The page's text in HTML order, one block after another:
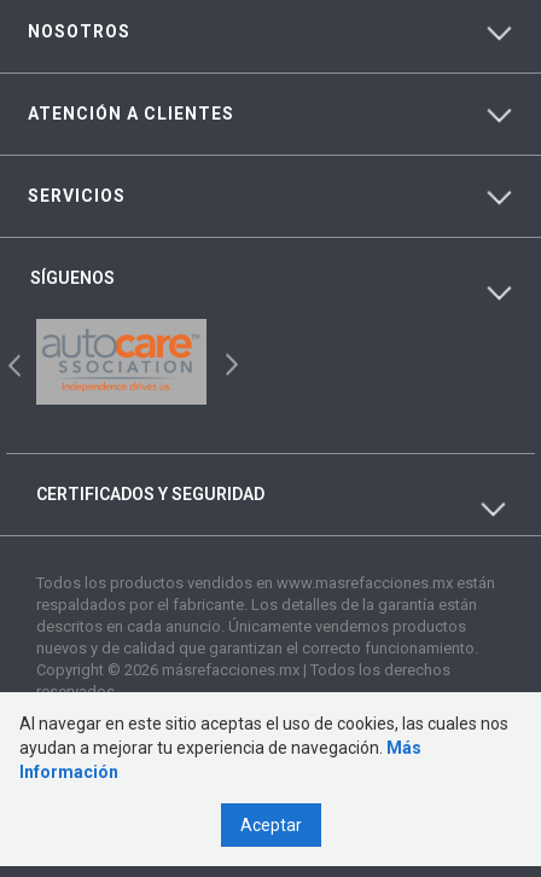
NOSOTROS
ATENCIÓN A CLIENTES
SERVICIOS
SÍGUENOS
CERTIFICADOS Y SEGURIDAD
Todos los productos vendidos en www.masrefacciones.mx están
respaldados por el fabricante. Los detalles de la garantía están
descritos en cada anuncio. Únicamente vendemos productos
nuevos y de calidad que garantizan el correcto funcionamiento.
Copyright © 2026 másrefacciones.mx | Todos los derechos
reservados
Al navegar en este sitio aceptas el uso de cookies, las cuales nos
ayudan a mejorar tu experiencia de navegación.
Más
Información
Aceptar